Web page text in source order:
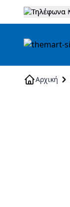
Τηλέφωνα
Αρχική